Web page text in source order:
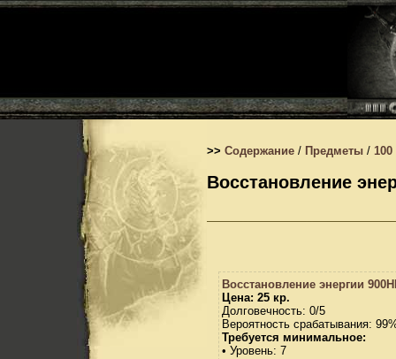
>> Содержание / Предметы / 100
Восстановление
Восстановление энергии
Цена: 25 кр.
Долговечность: 0/5
Вероятность срабатывания:
Требуется минимальное:
• Уровень: 7